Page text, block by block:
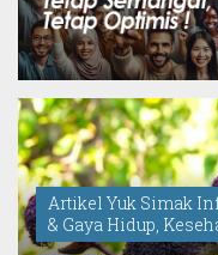
Artikel Yuk Simak
& Gaya Hidup,